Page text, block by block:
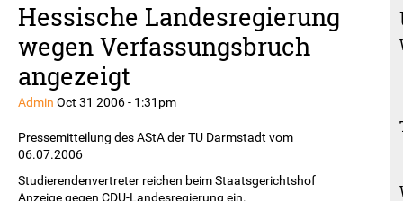
to
top
Hessische Landesregierung
wegen Verfassungsbruch
angezeigt
Admin Oct 31 2006 - 1:31pm
Pressemitteilung des AStA der TU Darmstadt vom
06.07.2006
Studierendenvertreter reichen beim Staatsgerichtshof
Anzeige gegen CDU-Landesregierung ein.